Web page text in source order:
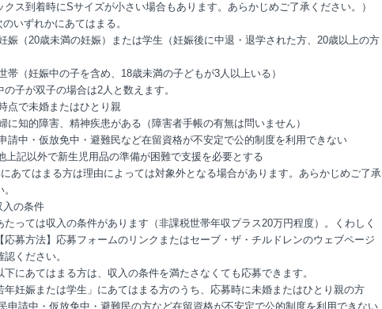
クス到着時にSサイズが小さい場合もあります。あらかじめご了承ください。）
のいずれかにあてはまる。
娠（20歳未満の妊娠）または学生（妊娠後に中退・退学された方、20歳以上の方
帯（妊娠中の子を含め、18歳未満の子どもが3人以上いる）
の子が双子の場合は2人と数えます。
点で未婚またはひとり親
に知的障害、精神疾患がある（障害者手帳の有無は問いません）
請中・仮放免中・避難民など在留資格が不安定で公的制度を利用できない
上記以外で新生児用品の準備が困難で支援を必要とする
あてはまる方は理由によっては対象外となる場合があります。あらかじめご了承
入の条件
たっては収入の条件があります（非課税世帯年収プラス20万円程度）。くわしく
応募方法】応募フォームのリンクまたはセーブ・ザ・チルドレンのウェブページ
認ください。
下にあてはまる方は、収入の条件を満たさなくても応募できます。
年妊娠または学生」にあてはまる方のうち、応募時に未婚またはひとり親の方
申請中・仮放免中・避難民の方など在留資格が不安定で公的制度を利用できない